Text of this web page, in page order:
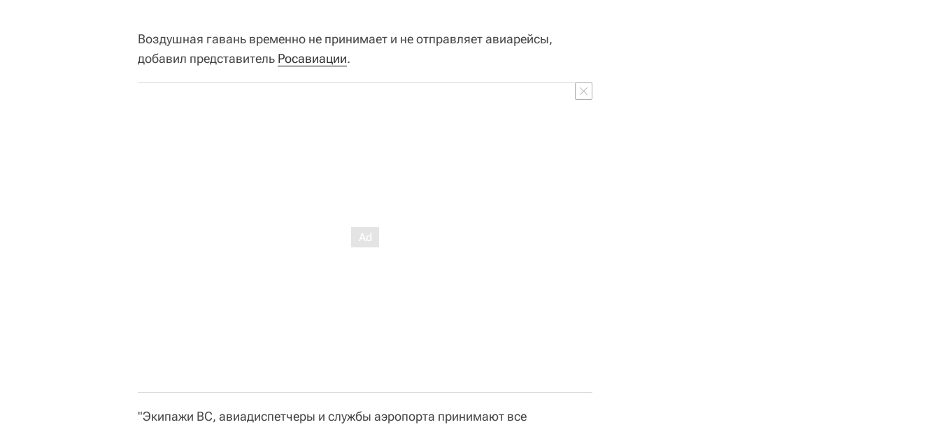
Воздушная гавань временно не принимает и не отправляет авиарейсы,
добавил представитель Росавиации.
"Экипажи ВС, авиадиспетчеры и службы аэропорта принимают все